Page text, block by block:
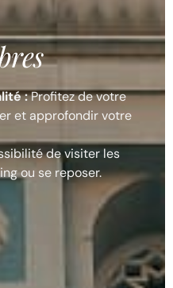
:Profitez de votre
et approfondir votre
de visiter les
ou se reposer.